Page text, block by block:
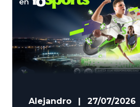
Alejandro
27/07/2026